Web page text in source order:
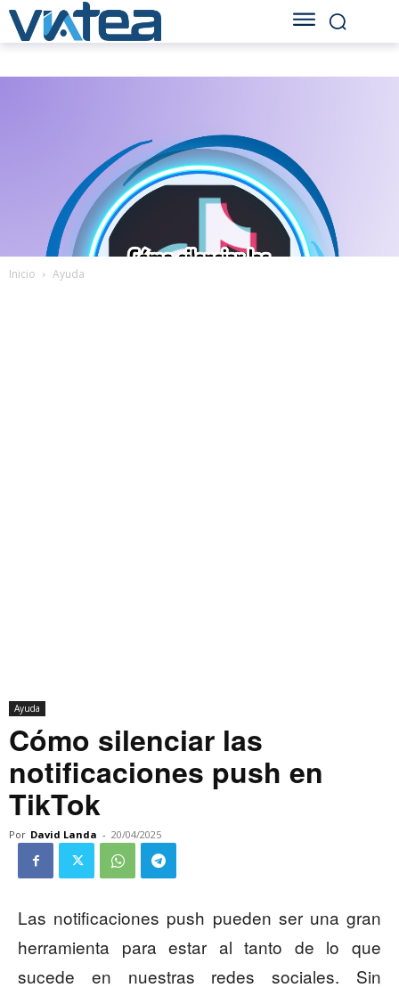
Inicio Ayuda
Ayuda
Cómo silenciar las
notificaciones push en
TikTok
Por David Landa - 20/04/2025
Las notificaciones push pueden ser una gran
herramienta para estar al tanto de lo que
sucede en nuestras redes sociales. Sin